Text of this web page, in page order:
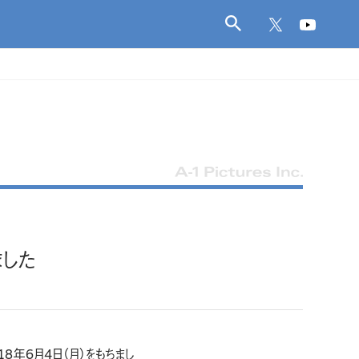
た
6月4日（月）をもちまし